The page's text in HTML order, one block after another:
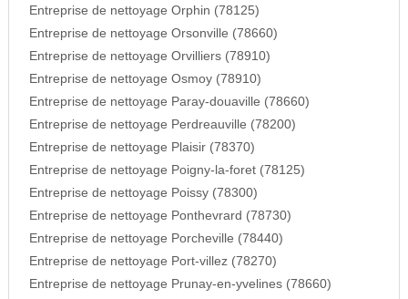
Entreprise de nettoyage Orphin (78125)
Entreprise de nettoyage Orsonville (78660)
Entreprise de nettoyage Orvilliers (78910)
Entreprise de nettoyage Osmoy (78910)
Entreprise de nettoyage Paray-douaville (78660)
Entreprise de nettoyage Perdreauville (78200)
Entreprise de nettoyage Plaisir (78370)
Entreprise de nettoyage Poigny-la-foret (78125)
Entreprise de nettoyage Poissy (78300)
Entreprise de nettoyage Ponthevrard (78730)
Entreprise de nettoyage Porcheville (78440)
Entreprise de nettoyage Port-villez (78270)
Entreprise de nettoyage Prunay-en-yvelines (78660)